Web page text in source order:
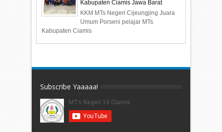
Kabupaten Ciamis Jawa Barat
KKM MTs Negeri Cijeungjing Juara
Umum Porseni pelajar MTs
Kabupaten Ciamis
Subscribe Yaaaaa!